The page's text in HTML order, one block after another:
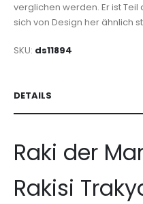
verglichen werden. Er ist
sich von Design her ähnlich
SKU ds11894
DETAILS
Raki der
Rakisi